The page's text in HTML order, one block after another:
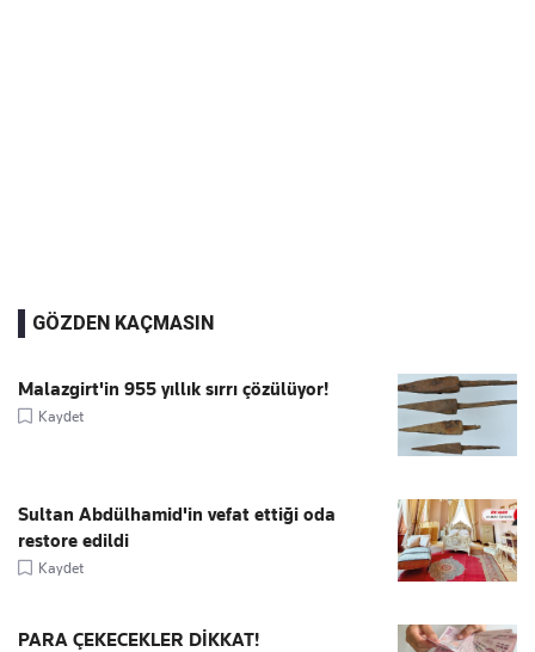
GÖZDEN KAÇMASIN
Malazgirt'in 955 yıllık sırrı çözülüyor!
Kaydet
Sultan Abdülhamid'in vefat ettiği oda
restore edildi
Kaydet
PARA ÇEKECEKLER DİKKAT!